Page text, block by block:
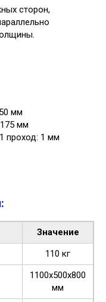
сторон,
мм
мм
проход: 1 мм
Значение
110 кг
1100x500x800
мм